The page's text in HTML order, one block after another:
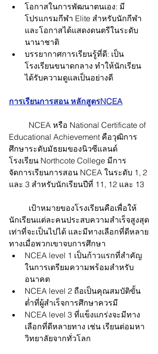
โอกาสในการพัฒนาตนเอง: มี
โปรแกรมกีฬา Elite สำหรับนักกีฬา
และโอกาสได้แสดงดนตรีในระดับ
นานาชาติ
บรรยากาศการเรียนรู้ที่ดี: เป็น
โรงเรียนขนาดกลาง ทำให้นักเรียน
ได้รับความดูแลเป็นอย่างดี
การเรียนการสอน หลักสูตรNCEA
Educational Achievement คือวุฒิการ
ศึกษาระดับมัธยมของนิวซีแลนด์
โรงเรียน Northcote College มีการ
จัดการเรียนการสอน NCEA ในระดับ 1, 2
และ 3 สำหรับนักเรียนปีที่ 11, 12 และ 13
นักเรียนแต่ละคนประสบความสำเร็จสูงสุด
เท่าที่จะเป็นไปได้ และมีทางเลือกที่ดีหลาย
ทางเมื่อพวกเขาจบการศึกษา
NCEA level 1 เป็นก้าวแรกที่สำคัญ
ในการเตรียมความพร้อมสำหรับ
อนาคต
NCEA level 2 ถือเป็นคุณสมบัติขั้น
ต่ำที่ผู้สำเร็จการศึกษาควรมี
NCEA level 3 ที่แข็งแกร่งจะมีทาง
เลือกที่ดีหลายทาง เช่น เรียนต่อมหา
วิทยาลัยจากทั่วโลก